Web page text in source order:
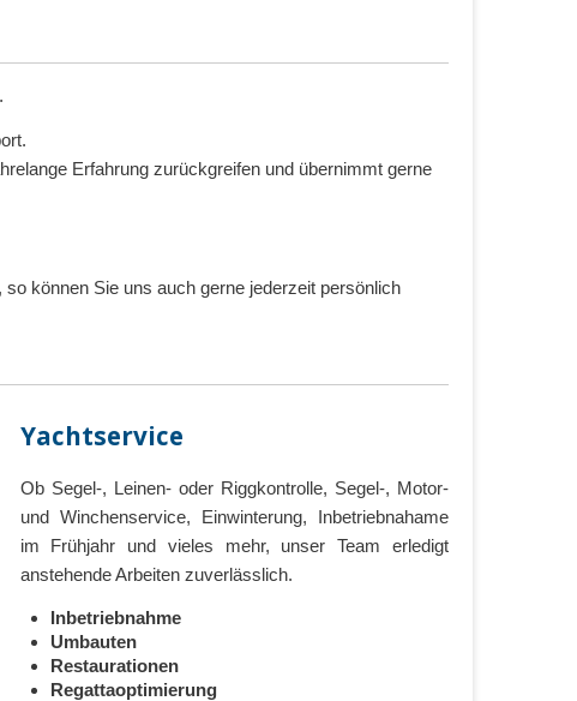
Erfahrung zurückgreifen und übernimmt gerne
können Sie uns auch gerne jederzeit persönlich
Yachtservice
Ob Segel-, Leinen- oder Riggkontrolle, Segel-, Motor-
und Winchenservice, Einwinterung, Inbetriebnahame
im Frühjahr und vieles mehr, unser Team erledigt
anstehende Arbeiten zuverlässlich.
Inbetriebnahme
Umbauten
Restaurationen
Regattaoptimierung